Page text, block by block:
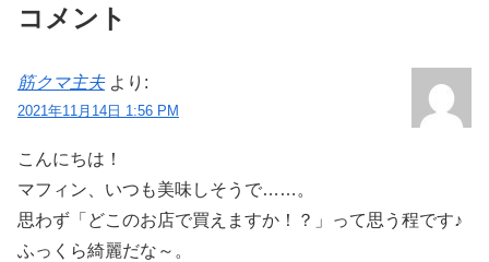
コメント
筋クマ主夫 より:
2021年11月14日 1:56 PM
こんにちは！
マフィン、いつも美味しそうで……。
思わず「どこのお店で買えますか！？」って思う程です♪
ふっくら綺麗だな～。